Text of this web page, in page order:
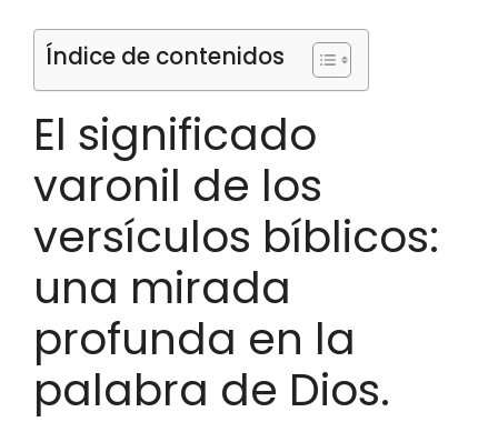
Índice de contenidos
El significado
varonil de los
versículos bíblicos:
una mirada
profunda en la
palabra de Dios.